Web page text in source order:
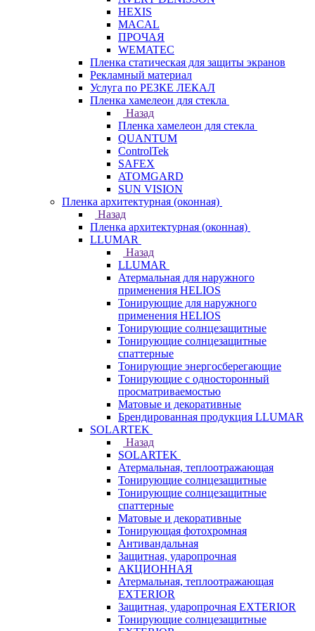
HEXIS
MACAL
ПРОЧАЯ
WEMATEC
Пленка статическая для защиты экранов
Рекламный материал
Услуга по РЕЗКЕ ЛЕКАЛ
Пленка хамелеон для стекла
Назад
Пленка хамелеон для стекла
QUANTUM
ControlTek
SAFEX
ATOMGARD
SUN VISION
Пленка архитектурная (оконная)
Назад
Пленка архитектурная (оконная)
LLUMAR
Назад
LLUMAR
Атермальная для наружного
применения HELIOS
Тонирующие для наружного
применения HELIOS
Тонирующие солнцезащитные
Тонирующие солнцезащитные
спаттерные
Тонирующие энергосберегающие
Тонирующие с односторонный
просматриваемостью
Матовые и декоративные
Брендированная продукция LLUMAR
SOLARTEK
Назад
SOLARTEK
Атермальная, теплоотражающая
Тонирующие солнцезащитные
Тонирующие солнцезащитные
спаттерные
Матовые и декоративные
Тонирующая фотохромная
Антивандальная
Защитная, ударопрочная
АКЦИОННАЯ
Атермальная, теплоотражающая
EXTERIOR
Защитная, ударопрочная EXTERIOR
Тонирующие солнцезащитные